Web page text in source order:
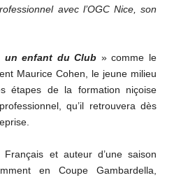
avec l’OGC Nice, son
un enfant du Club » comme le
Maurice Cohen, le jeune milieu
étapes de la formation niçoise
qu’il retrouvera dès
Français et auteur d’une saison
en Coupe Gambardella,